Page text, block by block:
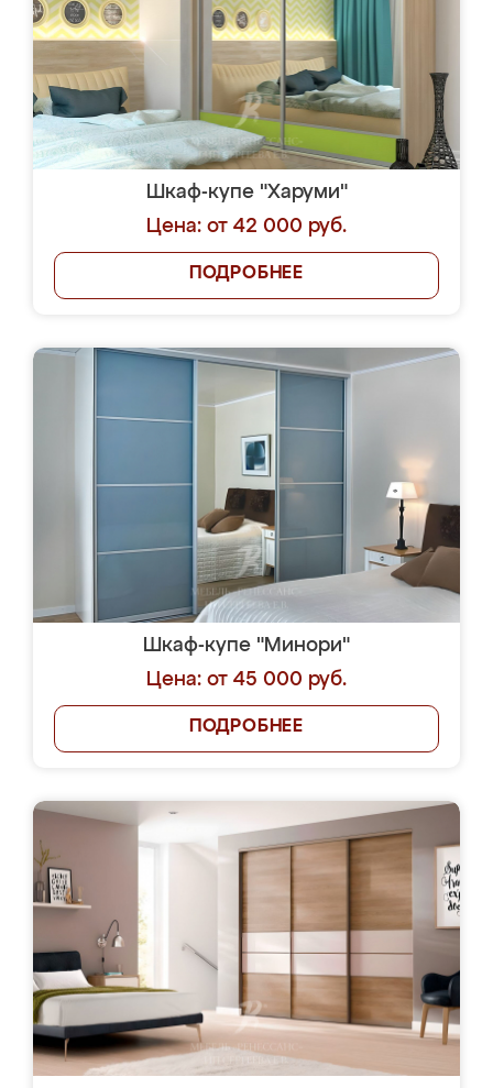
Шкаф-купе "Харуми"
Цена: от 42 000 руб.
ПОДРОБНЕЕ
Шкаф-купе "Минори"
Цена: от 45 000 руб.
ПОДРОБНЕЕ